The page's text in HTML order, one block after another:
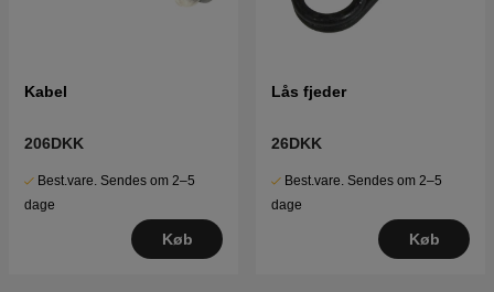
Kabel
206DKK
Best.vare. Sendes om 2–5
dage
Køb
Lås fjeder
26DKK
Best.vare. Sendes om 2–5
dage
Køb